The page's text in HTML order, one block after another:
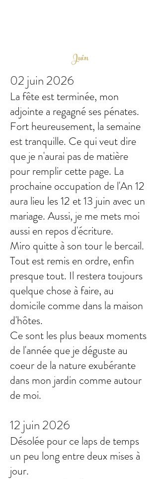
Juin
02 juin 2026
La fête est terminée, mon
adjointe a regagné ses pénates.
Fort heureusement, la semaine
est tranquille. Ce qui veut dire
que je n'aurai pas de matière
pour remplir cette page. La
prochaine occupation de l'An 12
aura lieu les 12 et 13 juin avec un
mariage. Aussi, je me mets moi
aussi en repos d'écriture.
Miro quitte à son tour le bercail.
Tout est remis en ordre, enfin
presque tout. Il restera toujours
quelque chose à faire, au
domicile comme dans la maison
d'hôtes.
Ce sont les plus beaux moments
de l'année que je déguste au
coeur de la nature exubérante
dans mon jardin comme autour
de moi.
12 juin 2026
Désolée pour ce laps de temps
un peu long entre deux mises à
jour.